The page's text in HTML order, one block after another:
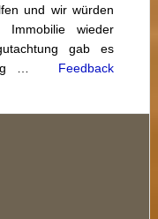
und wir würden
wieder
gab es
… Feedback